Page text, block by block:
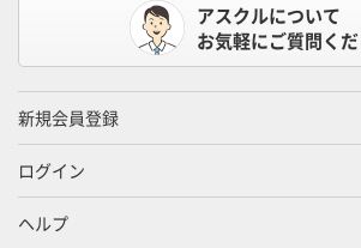
アスクルについて
お気軽にご質問くだ
新規会員登録
ログイン
ヘルプ